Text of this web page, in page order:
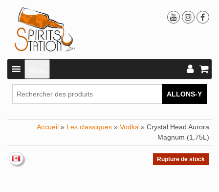
ALLONS-Y
Accueil » Les classiques » Vodka » Crystal Head Aurora
Magnum (1,75L)
Rupture de stock